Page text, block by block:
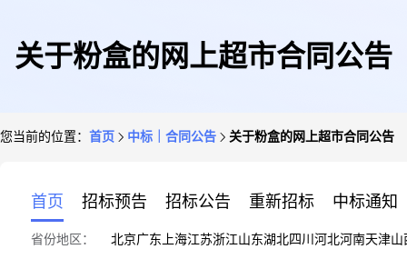
关于粉盒的网上超市合同公告
您当前的位置： 首页 中标｜合同公告 关于粉盒的网上超市合同公告
首页 招标预告 招标公告 重新招标 中标通知
省份地区： 北京广东 上海江苏浙江山东湖北四川 河北河南天津山